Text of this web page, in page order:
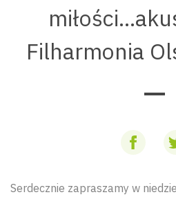
Filharmonia
Serdecznie zapraszamy w